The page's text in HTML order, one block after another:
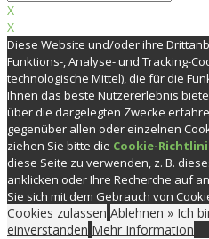
X
X
Diese Website und/oder ihre
Funktions-, Analyse- und Tracking-
technologische Mittel), die für die
Ihnen das beste Nutzererlebnis
über die dargelegten Zwecke
gegenüber allen oder einzelnen
ziehen Sie bitte die Cookie-
diese Seite zu verwenden, z. B.
anklicken oder Ihre Recherche auf
Sie sich mit dem Gebrauch von
Cookies zulassen Ablehnen » Ich
einverstanden Mehr Information